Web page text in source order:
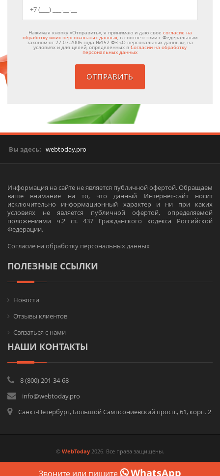
Нажимая кнопку «Отправить», я принимаю и даю свое согласие на
обработку моих персональных данных , в соответствии с Федеральным
законом от 27.07.2006 года №152-ФЗ «О персональных данных», на
условиях и для целей, определенных в Согласии на обработку
персональных данных
Вы здесь: webtoday.pro
Информация на сайте не является публичной офертой. Обращаем
ваше внимание на то, что данный Интернет-сайт носит
исключительно информационный характер и ни при каких
условиях не является публичной офертой, определяемой
положениями ч.2 ст. 437 Гражданского кодекса Российской
Федерации.
Согласие на обработку персональных данных
ПОЛЕЗНЫЕ ССЫЛКИ
Новости
Отзывы клиентов
Связаться с нами
НАШИ КОНТАКТЫ
8 (800) 201-34-68
info@webtoday.pro
Санкт-Петербург, Большой Сампсониевский просп., 61, корп. 2
© WebToday 2026. Все права защищены.
Звоните или пишите WhatsApp